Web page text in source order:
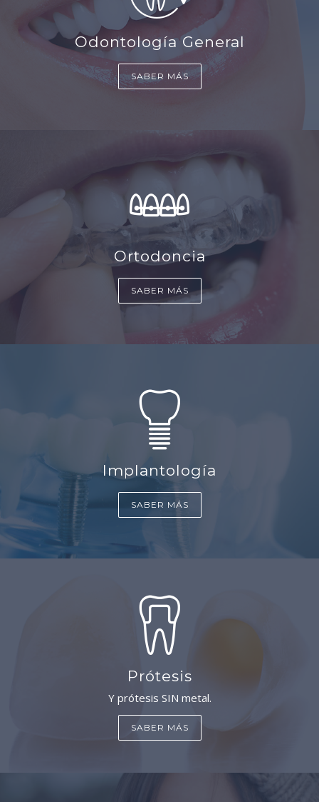
Odontología General
SABER MÁS
Ortodoncia
SABER MÁS
Implantología
SABER MÁS
Prótesis
Y prótesis SIN metal.
SABER MÁS